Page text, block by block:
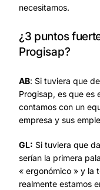
necesitamos.
¿3 puntos
Progisap?
AB: Si tuviera que
Progisap, es que es
contamos con un
empresa y sus
GL: Si tuviera que
serían la primera
« ergonómico » y la
realmente estamos